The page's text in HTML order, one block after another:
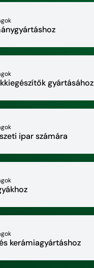
gyártásához
ipar számára
kerámiagyártáshoz